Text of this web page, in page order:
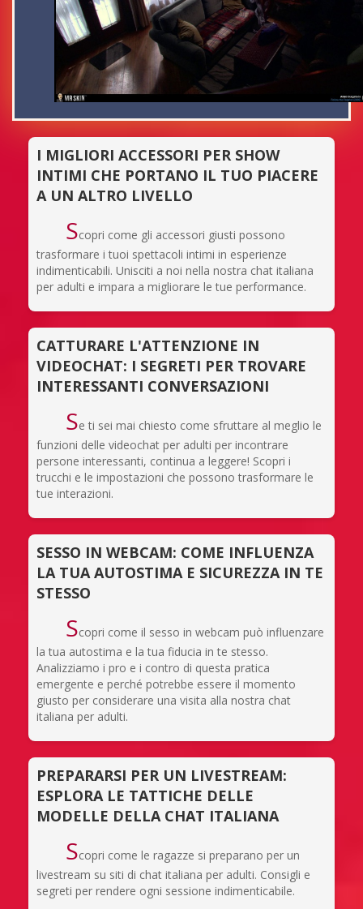
I MIGLIORI ACCESSORI PER SHOW
INTIMI CHE PORTANO IL TUO PIACERE
A UN ALTRO LIVELLO
Scopri come gli accessori giusti possono
trasformare i tuoi spettacoli intimi in esperienze
indimenticabili. Unisciti a noi nella nostra chat italiana
per adulti e impara a migliorare le tue performance.
CATTURARE L'ATTENZIONE IN
VIDEOCHAT: I SEGRETI PER TROVARE
INTERESSANTI CONVERSAZIONI
Se ti sei mai chiesto come sfruttare al meglio le
funzioni delle videochat per adulti per incontrare
persone interessanti, continua a leggere! Scopri i
trucchi e le impostazioni che possono trasformare le
tue interazioni.
SESSO IN WEBCAM: COME INFLUENZA
LA TUA AUTOSTIMA E SICUREZZA IN TE
STESSO
Scopri come il sesso in webcam può influenzare
la tua autostima e la tua fiducia in te stesso.
Analizziamo i pro e i contro di questa pratica
emergente e perché potrebbe essere il momento
giusto per considerare una visita alla nostra chat
italiana per adulti.
PREPARARSI PER UN LIVESTREAM:
ESPLORA LE TATTICHE DELLE
MODELLE DELLA CHAT ITALIANA
Scopri come le ragazze si preparano per un
livestream su siti di chat italiana per adulti. Consigli e
segreti per rendere ogni sessione indimenticabile.